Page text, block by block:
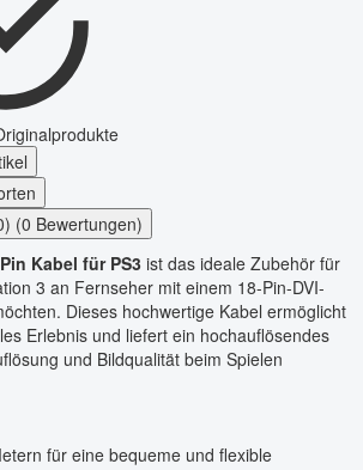
(0 Bewertungen)
Kabel für PS3 ist das ideale Zubehör für
3 an Fernseher mit einem 18-Pin-DVI-
Dieses hochwertige Kabel ermöglicht
Erlebnis und liefert ein hochauflösendes
und Bildqualität beim Spielen
für eine bequeme und flexible